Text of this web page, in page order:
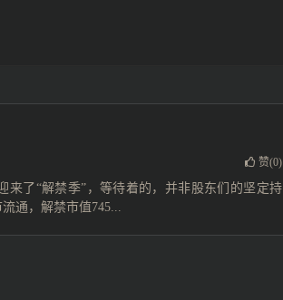
赞(0)
来了“解禁季”，等待着的，并非股东们的坚定持
通，解禁市值745...